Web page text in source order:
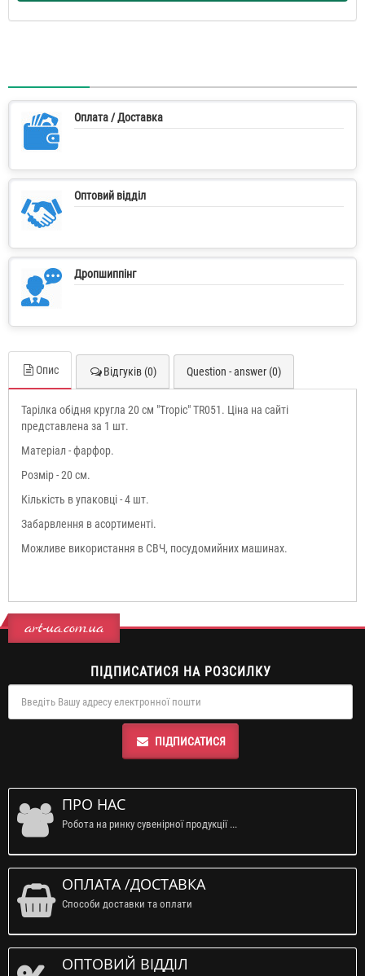
Оплата / Доставка
Оптовий відділ
Дропшиппінг
Опис Відгуків (0) Question - answer (0)
Тарілка обідня кругла 20 см "Tropic" TR051. Ціна на сайті
представлена за 1 шт.
Матеріал - фарфор.
Розмір - 20 см.
Кількість в упаковці - 4 шт.
Забарвлення в асортименті.
Можливе використання в СВЧ, посудомийних машинах.
art-ua.com.ua
ПІДПИСАТИСЯ НА РОЗСИЛКУ
ПІДПИСАТИСЯ
ПРО НАС
Робота на ринку сувенірної продукції ...
ОПЛАТА /ДОСТАВКА
Способи доставки та оплати
ОПТОВИЙ ВІДДІЛ